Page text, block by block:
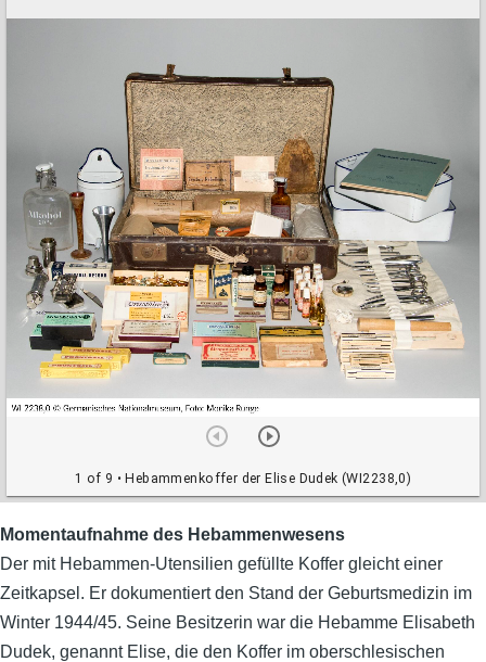
a
w
1 of 9 • Hebammenkoffer der Elise Dudek (WI2238,0)
Momentaufnahme des Hebammenwesens
Der mit Hebammen-Utensilien gefüllte Koffer gleicht einer
Zeitkapsel. Er dokumentiert den Stand der Geburtsmedizin im
Winter 1944/45. Seine Besitzerin war die Hebamme Elisabeth
Dudek, genannt Elise, die den Koffer im oberschlesischen